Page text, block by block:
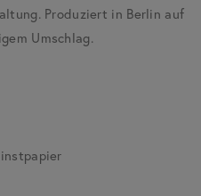
Produziert in Berlin auf
Umschlag.